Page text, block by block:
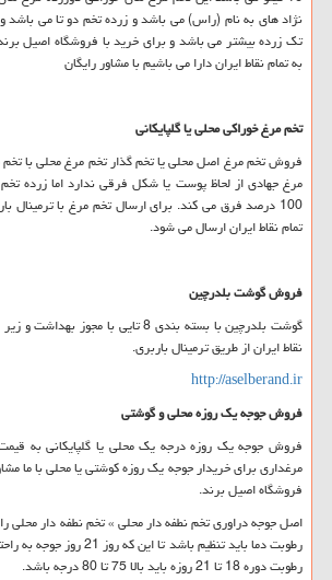
نژاد های به نام (راس) می باشد و زرده تخم دو تا می باشد
تک زرده بیشتر می باشد و برای خرید با فروشگاه اصیل
به تمام نقاط ایران دارا می باشیم با مشاور رایگان
تخم مرغ خوراکی محلی یا گلپایکانی
فروش تخم مرغ اصل محلی یا تخم گذار تخم مرغ محلی با
مرغ جهادی از لحاظ پوست یا شکل فرقی ندارد اما زرده
100 درصد فرق می کند. برای ارسال تخم مرغ با ترمینال
تمام نقاط ایران ارسال می شود.
فروش گوشت بلدرچین
گوشت بلدرچین با بسته بندی 8 تایی با
نقاط ایران از طریق ترمینال باربری.
http://aselberand.ir
فروش جوجه یک روزه محلی و گوشتی
فروش جوجه یک روزه درجه یک محلی یا گلپایکانی به
مرغداری برای خریدار جوجه یک روزه کوشتی یا محلی با ما
فروشگاه اصیل برند.
رطوبت دما باید تنظیم باشد تا
رطوبت دوره 18 تا 21 روزه باید بالا 75 تا 80 درجه باشد.